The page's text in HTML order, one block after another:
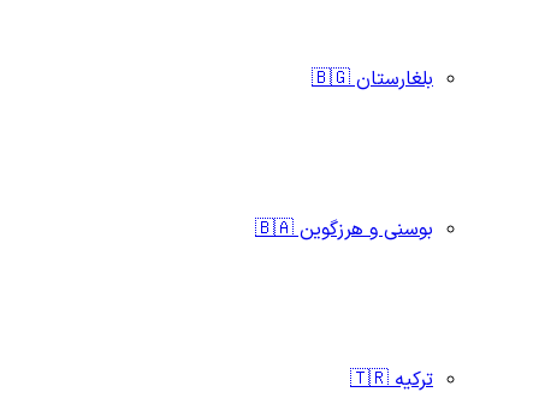
بلغارستان 🇧🇬
بوسنی و هرزگوین 🇧🇦
ترکیه 🇹🇷